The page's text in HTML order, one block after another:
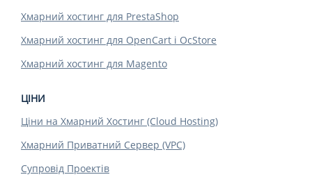
Хмарний хостинг для PrestaShop
Хмарний хостинг для OpenCart і OcStore
Хмарний хостинг для Magento
ЦІНИ
Ціни на Хмарний Хостинг (Cloud Hosting)
Хмарний Приватний Сервер (VPC)
Супровід Проектів